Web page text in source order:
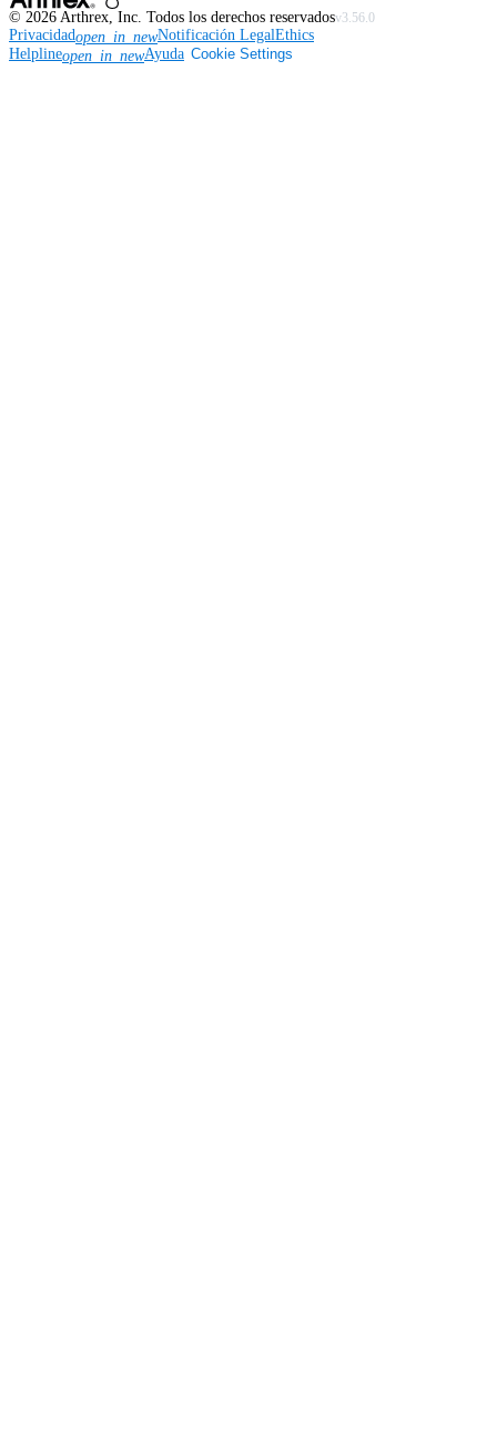
© 2026 Arthrex, Inc. Todos los derechos reservadosv3.56.0
Privacidadopen_in_newNotificación LegalEthics
Helplineopen_in_newAyuda Cookie Settings